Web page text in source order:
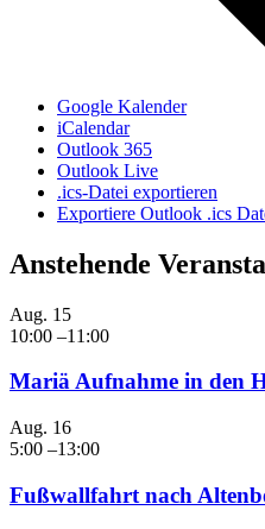
Google Kalender
iCalendar
Outlook 365
Outlook Live
.ics-Datei exportieren
Exportiere Outlook .ics
Anstehende
Aug. 15
10:00 –11:00
Mariä Aufnahme in den
Aug. 16
5:00 –13:00
Fußwallfahrt nach